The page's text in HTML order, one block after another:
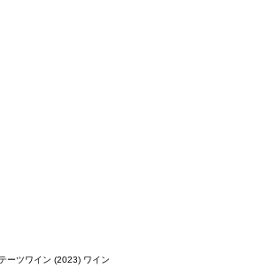
ーツワイン (2023) ワイン